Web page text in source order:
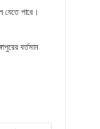
যেতে পারে।
বর্তমান